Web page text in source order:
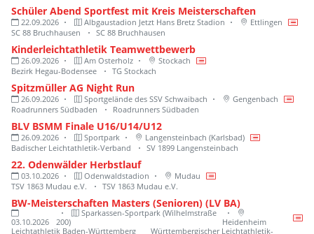
Schüler Abend Sportfest mit Kreis Meisterschaften
22.09.2026 Albgaustadion Jetzt Hans Bretz Stadion
Ettlingen
SC 88 Bruchhausen
SC 88 Bruchhausen
Kinderleichtathletik Teamwettbewerb
26.09.2026 Am Osterholz
Stockach
Bezirk Hegau-Bodensee
TG Stockach
Spitzmüller AG Night Run
26.09.2026 Sportgelände des SSV Schwaibach
Gengenbach
Roadrunners Südbaden
Roadrunners Südbaden
BLV BSMM Finale U16/U14/U12
26.09.2026 Sportpark
Langensteinbach (Karlsbad)
Badischer Leichtathletik-Verband
SV 1899 Langensteinbach
22. Odenwälder Herbstlauf
03.10.2026 Odenwaldstadion
Mudau
TSV 1863 Mudau e.V.
TSV 1863 Mudau e.V.
BW-Meisterschaften Masters (Senioren) (LV BA)
03.10.2026
Sparkassen-Sportpark (Wilhelmstraße
200)
Heidenheim
Leichtathletik Baden-Württemberg
Württembergischer Leichtathletik-